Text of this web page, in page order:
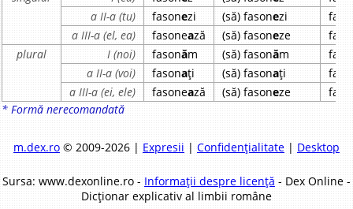
a II-a (tu)
fasonezi (să) fasonezi
a III-a (el, ea)
fasonează (să) fasoneze
plural
I (noi) fasonăm (să) fasonăm
a II-a (voi)
fasonați (să) fasonați
a III-a (ei, ele)
fasonează (să) fasoneze
* Formă nerecomandată
m.dex.ro© 2009-2026 | Expresii | Confidențialitate| Desktop
Sursa: www.dexonline.ro - Informații despre licență - Dex Online -
Dicționar explicativ al limbii române